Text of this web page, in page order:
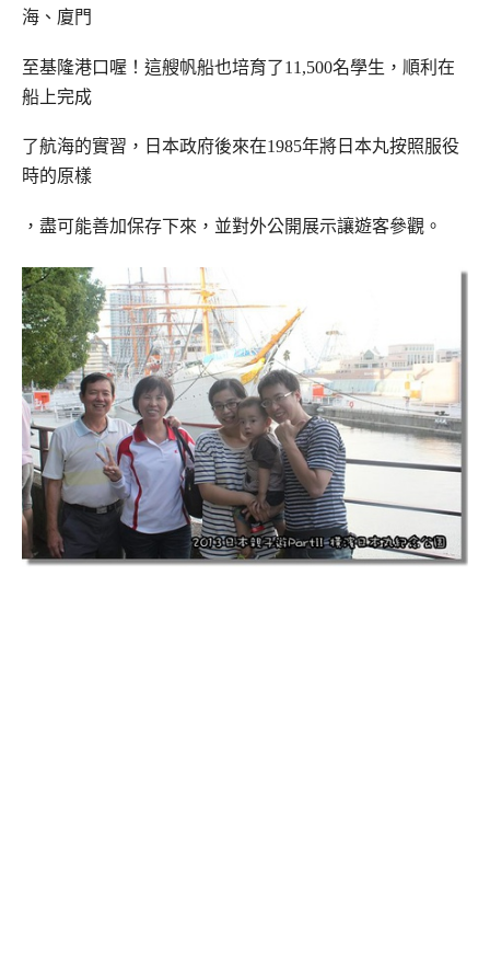
海、廈門
至基隆港口喔！這艘帆船也培育了11,500名學生 ，順利在
船上完成
了航海的實習，日本政府後來在1985年將日本丸按照服役
時的原樣
，盡可能善加保存下來，並對外公開展示讓遊客參觀。